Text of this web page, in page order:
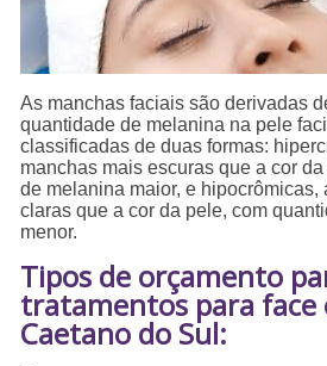
As manchas faciais são derivadas
quantidade de melanina na pele
classificadas de duas formas:
manchas mais escuras que a cor
de melanina maior, e hipocrômicas,
claras que a cor da pele, com
menor.
Tipos de orçamento
tratamentos para face
Caetano do Sul: